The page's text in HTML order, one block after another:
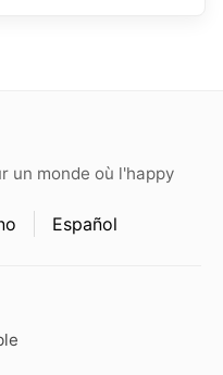
un monde où l'happy
Español